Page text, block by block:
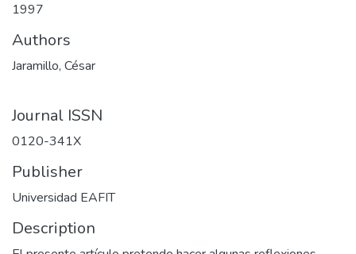
1997
Authors
Jaramillo, César
Journal ISSN
0120-341X
Publisher
Universidad EAFIT
Description